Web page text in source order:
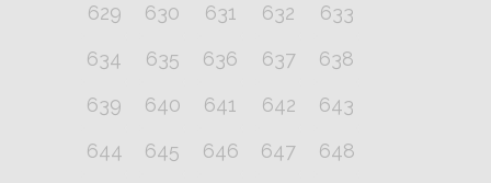
629
630 631 632
633
634
635 636 637
638
639
640 641 642
643
644
645 646 647
648